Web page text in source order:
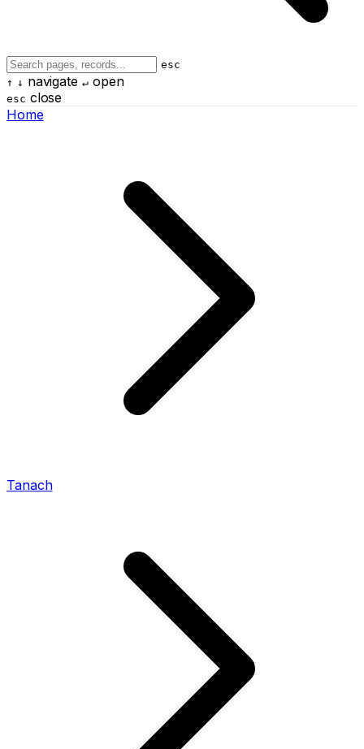
esc
↑ ↓ navigate ↵open
esc close
Home
Tanach